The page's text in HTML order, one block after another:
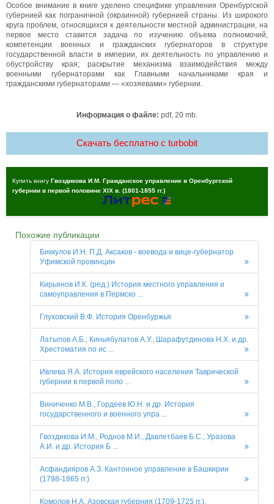
Особое внимание в книге уделено специфике управления Оренбургской
губернией как пограничной (окраинной) губернией страны. Из широкого
круга проблем, относящихся к деятельности местной администрации, на
первое место ставится задача по изучению объема полномочий,
компетенции военных и гражданских губернаторов в структуре
государственной власти в империи, их деятельность по управлению и
обустройству края; раскрытие механизма взаимодействия между
военными губернаторами как Главными начальниками края и
гражданскими губернаторами — «хозяевами» губернии.
Информация о файле: pdf, 20 mb.
Скачать бесплатно c turbobit
Купить книгу Гвоздикова И.М. Гражданское управление в Оренбургской
губернии в первой половине XIX в. (1801-1855 гг.)
Похожие публикации
Биккулов И.Н. П.Д. Аксаков - воевода и вице-губернатор
Уфимской провинции
Кирьянов И.К. (ред.) История местного управления и
самоуправления в Пермско ...
Глуховский В.Ф. История Оренбуржья
Латыпов А.Б., Киньябулатов А.У., Шарафутдинова Н.Х. и др.
Хрестоматия по ис ...
Ивлева Я.А. История еврейского населения Таврической
губернии в первой поло ...
Виниченко М.В., Гордеев Ю.Н. и др. История
государственного и военного упра ...
Гвоздикова И.М., Роднов М.И., Давлетбаев Б.С., Уразова
А.И. и др. История Б ...
Асфандияров А.З. Кантонное управление в Башкирии
(1798-1865 гг.)
Комолов Н.А. Азовская губерния (1709-1725 гг.).